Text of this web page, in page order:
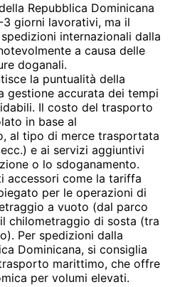
Repubblica Dominicana
3 giorni lavorativi, ma il
internazionali dalla
a causa delle
doganali.
la puntualità della
gestione accurata dei tempi
Il costo del trasporto
in base al
al tipo di merce trasportata
e ai servizi aggiuntivi
o lo sdoganamento.
accessori come la tariffa
per le operazioni di
a vuoto (dal parco
chilometraggio di sosta (tra
Per spedizioni dalla
Dominicana, si consiglia
marittimo, che offre
per volumi elevati.